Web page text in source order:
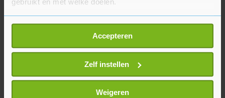
Als u het toestaat, willen we ook graag:
Informatie verzamelen over uw geografische
locatie, die tot een paar meter nauwkeurig kan zijn
Uw apparaat identificeren door het actief te
scannen op specifieke eigenschappen (fingerprinting)
Lees meer over hoe uw persoonlijke gegevens worden
Accepteren
Zelf instellen
Weigeren
Afrikaanse voetbalbond blijft FIFA-
voorzitter Infantino steunen